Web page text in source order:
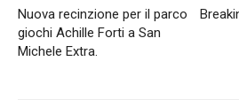
Nuova recinzione per il parco
giochi Achille Forti a San
Michele Extra.